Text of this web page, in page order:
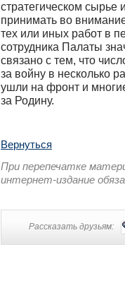
стратегическом
принимать во
тех или иных работ в
сотрудника Палаты
связано с тем, что
за войну в несколько
ушли на фронт и
за Родину.
Вернуться
При перепечатке
интернет-издание
Рассказать друзьям: